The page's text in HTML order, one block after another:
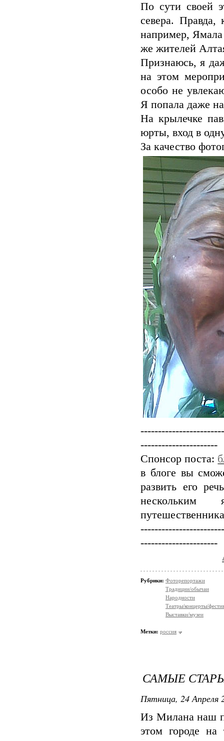
По сути своей
севера. Правда,
например,
же жителей
Признаюсь, я
на этом
особо не
Я попала даже
На крылечке
юрты, вход в
За качество
----------------------
Спонсор поста:
в блоге вы
развить его
нескольким
----------------------
Рубрики: Фоторепортажи
Традиции/обычаи
Народности
Театры/концерты/
Выставки/музеи
Метки: россия
САМЫЕ
Пятница, 24 Апреля
Из Милана наш
этом городе